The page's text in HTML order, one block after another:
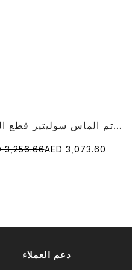
1 قيراط خاتم الماس سوليتير قطع الزمرد
3,256.66AED 3,073.60
دعم العملاء